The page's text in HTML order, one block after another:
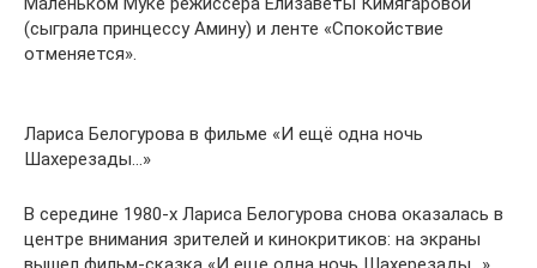
(сыграла принцессу Амину) и ленте «Спокойствие
отменяется».
Лариса Белогурова в фильме «И ещё одна ночь
Шахерезады…»
В середине 1980-х Лариса Белогурова снова оказалась в
центре внимания зрителей и кинокритиков: на экраны